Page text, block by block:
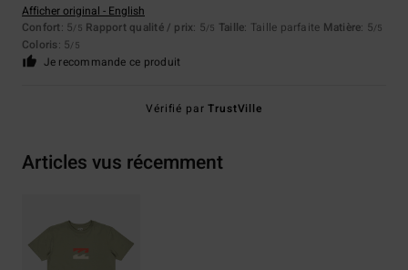
Afficher original - English
Confort: 5/5 Rapport qualité / prix: 5/5 Taille: Taille parfaite Matière: 5/5
Coloris: 5/5
Je recommande ce produit
Vérifié parTrustVille
Articles vus récemment